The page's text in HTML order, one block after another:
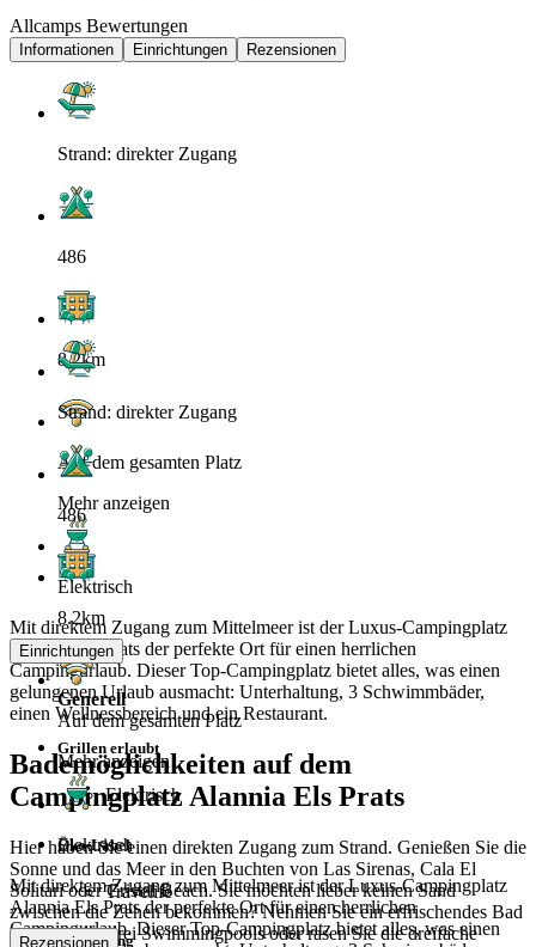
Allcamps Bewertungen
Informationen Einrichtungen Rezensionen
Strand: direkter Zugang
486
8.2km
Auf dem gesamten Platz
Mehr anzeigen
Elektrisch
Mit direktem Zugang zum Mittelmeer ist der Luxus-Campingplatz
Alannia Els Prats der perfekte Ort für einen herrlichen
Campingurlaub. Dieser Top-Campingplatz bietet alles, was einen
gelungenen Urlaub ausmacht: Unterhaltung, 3 Schwimmbäder,
einen Wellnessbereich und ein Restaurant.
Bademöglichkeiten auf dem
Campingplatz Alannia Els Prats
Hier haben Sie einen direkten Zugang zum Strand. Genießen Sie die
Sonne und das Meer in den Buchten von Las Sirenas, Cala El
Solitari oder Cristal Beach. Sie möchten lieber keinen Sand
zwischen die Zehen bekommen? Nehmen Sie ein erfrischendes Bad
in einem der drei Swimmingpools oder rasen Sie die dreifache
Strand: direkter Zugang
486
8.2km
Auf dem gesamten Platz
Mehr anzeigen
Elektrisch
Mit direktem Zugang zum Mittelmeer ist der Luxus-Campingplatz
Alannia Els Prats der perfekte Ort für einen herrlichen
Campingurlaub. Dieser Top-Campingplatz bietet alles, was einen
Einrichtungen
Generell
Grillen erlaubt
Elektrisch
Öko-Label
Travelife
Entfernung
Rezensionen